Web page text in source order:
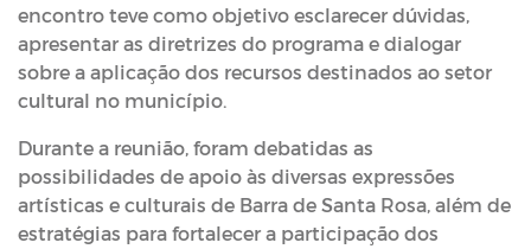
encontro teve como objetivo esclarecer dúvidas,
apresentar as diretrizes do programa e dialogar
sobre a aplicação dos recursos destinados ao setor
cultural no município.
Durante a reunião, foram debatidas as
possibilidades de apoio às diversas expressões
artísticas e culturais de Barra de Santa Rosa, além de
estratégias para fortalecer a participação dos